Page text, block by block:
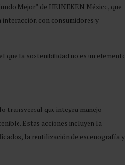
Mejor” de HEINEKEN México, que
con consumidores y
que la sostenibilidad no es un elemento
transversal que integra manejo
Estas acciones incluyen la
la reutilización de escenografía y